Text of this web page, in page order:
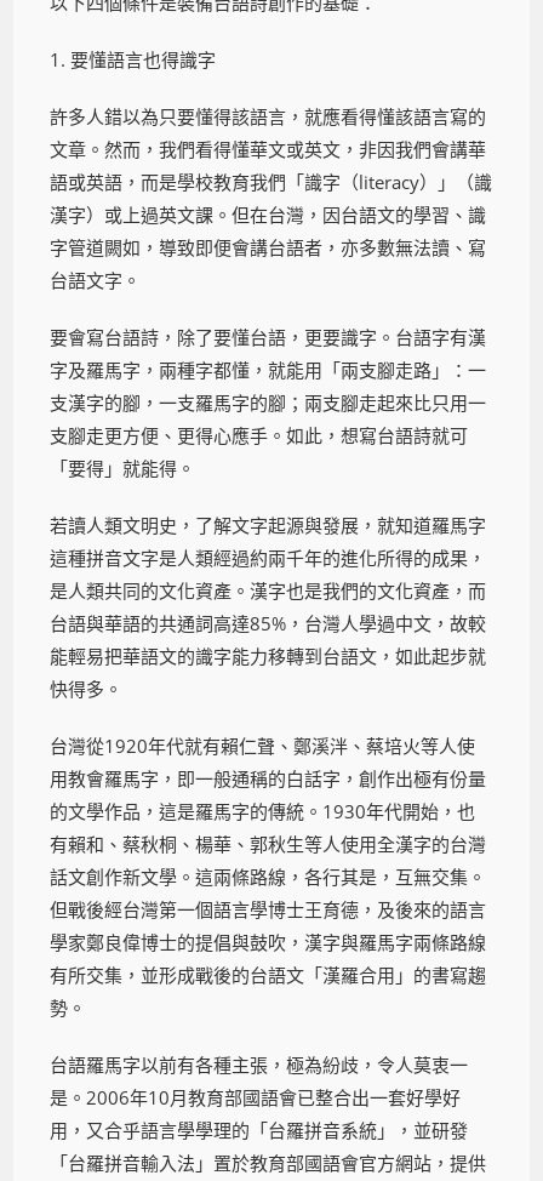
1. 要懂語言也得識字
許多人錯以為只要懂得該語言，就應看得懂該語言寫的
文章。然而，我們看得懂華文或英文，非因我們會講華
語或英語，而是學校教育我們「識字（literacy）」（識
漢字）或上過英文課。但在台灣，因台語文的學習、識
字管道闕如，導致即便會講台語者，亦多數無法讀、寫
台語文字。
要會寫台語詩，除了要懂台語，更要識字。台語字有漢
字及羅馬字，兩種字都懂，就能用「兩支腳走路」：一
支漢字的腳，一支羅馬字的腳；兩支腳走起來比只用一
支腳走更方便、更得心應手。如此，想寫台語詩就可
「要得」就能得。
若讀人類文明史，了解文字起源與發展，就知道羅馬字
這種拼音文字是人類經過約兩千年的進化所得的成果，
是人類共同的文化資產。漢字也是我們的文化資產，而
台語與華語的共通詞高達85%，台灣人學過中文，故較
能輕易把華語文的識字能力移轉到台語文，如此起步就
快得多。
台灣從1920年代就有賴仁聲、鄭溪泮、蔡培火等人使
用教會羅馬字，即一般通稱的白話字，創作出極有份量
的文學作品，這是羅馬字的傳統。1930年代開始，也
有賴和、蔡秋桐、楊華、郭秋生等人使用全漢字的台灣
話文創作新文學。這兩條路線，各行其是，互無交集。
但戰後經台灣第一個語言學博士王育德，及後來的語言
學家鄭良偉博士的提倡與鼓吹，漢字與羅馬字兩條路線
有所交集，並形成戰後的台語文「漢羅合用」的書寫趨
勢。
台語羅馬字以前有各種主張，極為紛歧，令人莫衷一
是。2006年10月教育部國語會已整合出一套好學好
用，又合乎語言學學理的「台羅拼音系統」，並研發
「台羅拼音輸入法」置於教育部國語會官方網站，提供